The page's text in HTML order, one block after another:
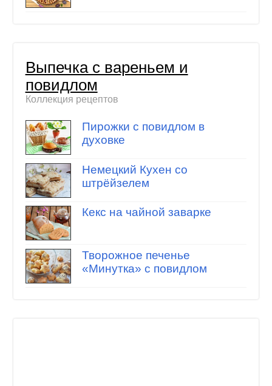
Выпечка с вареньем и
повидлом
Коллекция рецептов
Пирожки с повидлом в
духовке
Немецкий Кухен со
штрёйзелем
Кекс на чайной заварке
Творожное печенье
«Минутка» с повидлом